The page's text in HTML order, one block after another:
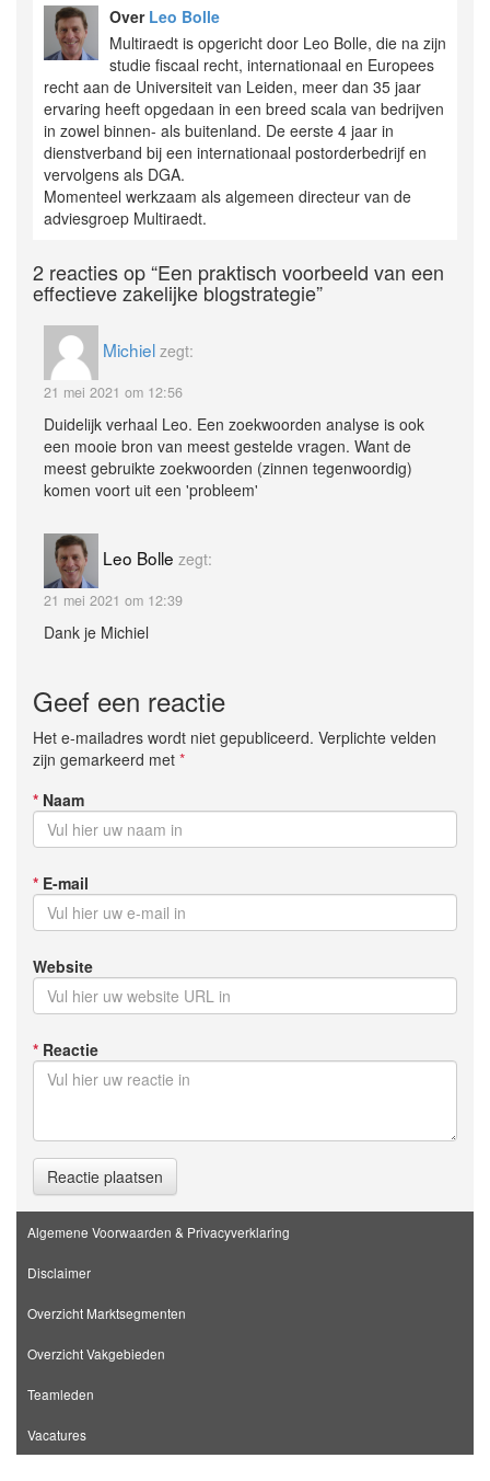
Over Leo Bolle
Multiraedt is opgericht door Leo Bolle, die na zijn
studie fiscaal recht, internationaal en Europees
recht aan de Universiteit van Leiden, meer dan 35 jaar
ervaring heeft opgedaan in een breed scala van bedrijven
in zowel binnen- als buitenland. De eerste 4 jaar in
dienstverband bij een internationaal postorderbedrijf en
vervolgens als DGA.
Momenteel werkzaam als algemeen directeur van de
adviesgroep Multiraedt.
2 reacties op“Een praktisch voorbeeld van een
effectieve zakelijke blogstrategie”
Michiel zegt:
21 mei 2021 om 12:56
Duidelijk verhaal Leo. Een zoekwoorden analyse is ook
een mooie bron van meest gestelde vragen. Want de
meest gebruikte zoekwoorden (zinnen tegenwoordig)
komen voort uit een 'probleem'
Leo Bolle zegt:
21 mei 2021 om 12:39
Dank je Michiel
Geef een reactie
Het e-mailadres wordt niet gepubliceerd. Verplichte velden
zijn gemarkeerd met *
* Naam
* E-mail
Website
* Reactie
Reactie plaatsen
Algemene Voorwaarden & Privacyverklaring
Disclaimer
Overzicht Marktsegmenten
Overzicht Vakgebieden
Teamleden
Vacatures